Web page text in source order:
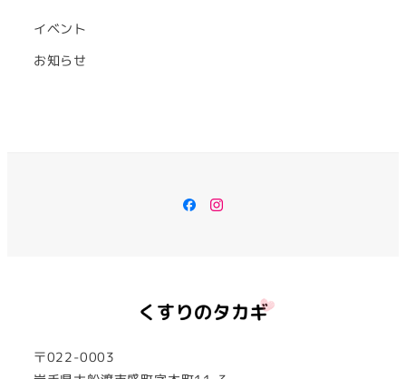
イベント
お知らせ
Facebook
Instagram
〒022-0003